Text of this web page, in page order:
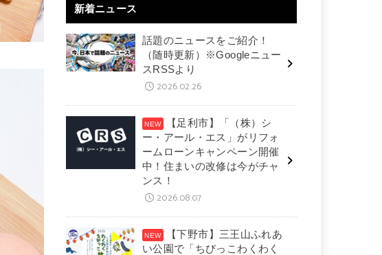
新着ニュース
話題のニュースをご紹介！
（随時更新）※Googleニュー
スRSSより
2026.02.26
【足利市】「（株）シ
ー・アール・エス」がリフォ
ームローンキャンペーン開催
中！住まいの改修は今がチャ
ンス！
2026.08.07
【下野市】三王山ふれあ
い公園で「ちびっこわくわく